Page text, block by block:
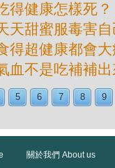
得健康怎樣死？
天甜蜜服毒害
得超健康都會
血不是吃補補
5 6 7 8 9
關於我們 About us